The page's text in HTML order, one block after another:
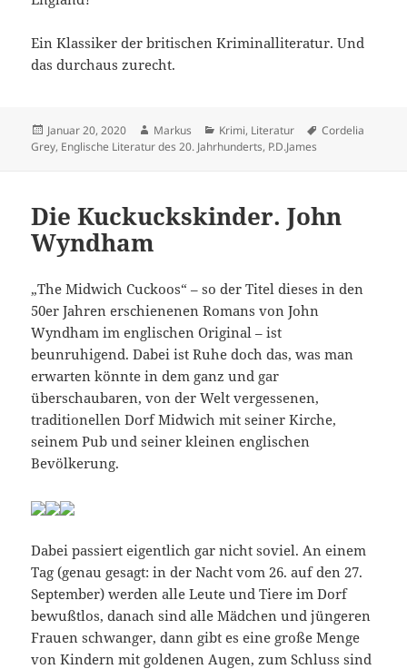
Ein Klassiker der britischen Kriminalliteratur. Und
das durchaus zurecht.
Veröffentlicht
am
Januar 20, 2020 Autor
Markus Kategorien
Krimi, Literatur Schlagwörter
Cordelia
Grey, Englische Literatur des 20. Jahrhunderts, P.D.James
Die Kuckuckskinder. John
Wyndham
„The Midwich Cuckoos“ – so der Titel dieses in den
50er Jahren erschienenen Romans von John
Wyndham im englischen Original – ist
beunruhigend. Dabei ist Ruhe doch das, was man
erwarten könnte in dem ganz und gar
überschaubaren, von der Welt vergessenen,
traditionellen Dorf Midwich mit seiner Kirche,
seinem Pub und seiner kleinen englischen
Bevölkerung.
Dabei passiert eigentlich gar nicht soviel. An einem
Tag (genau gesagt: in der Nacht vom 26. auf den 27.
September) werden alle Leute und Tiere im Dorf
bewußtlos, danach sind alle Mädchen und jüngeren
Frauen schwanger, dann gibt es eine große Menge
von Kindern mit goldenen Augen, zum Schluss sind